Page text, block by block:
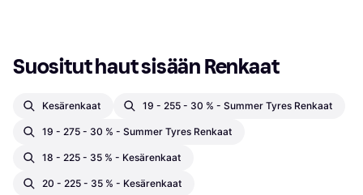
Suositut haut sisään Renkaat
Kesärenkaat 19 - 255 - 30 % - Summer Tyres Renkaat
19 - 275 - 30 % - Summer Tyres Renkaat
18 - 225 - 35 % - Kesärenkaat
20 - 225 - 35 % - Kesärenkaat